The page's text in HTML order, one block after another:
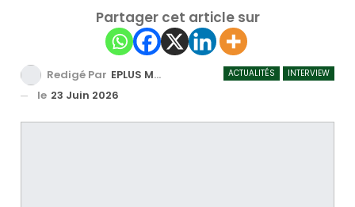
Partager cet article sur
ACTUALITÉS INTERVIEW
Redigé Par EPLUS MEDIA TV
le 23 Juin 2026